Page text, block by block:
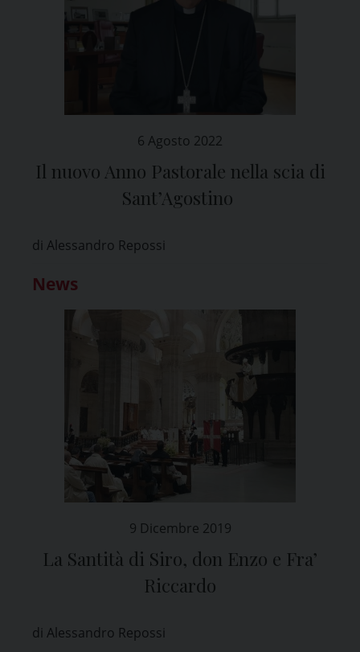
6 Agosto 2022
Il nuovo Anno Pastorale nella scia di
Sant’Agostino
di Alessandro Repossi
News
9 Dicembre 2019
La Santità di Siro, don Enzo e Fra’
Riccardo
di Alessandro Repossi